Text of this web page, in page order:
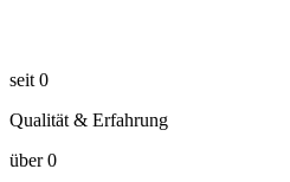
seit 0
Qualität & Erfahrung
über 0